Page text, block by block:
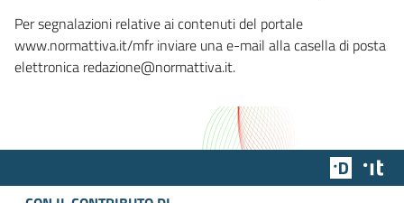
Per segnalazioni relative ai contenuti del portale
www.normattiva.it/mfr inviare una e-mail alla casella di posta
elettronica redazione@normattiva.it.
Team